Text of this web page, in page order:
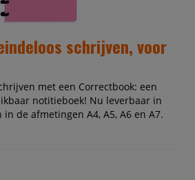
schrijven, voor
met een Correctbook: een
notitieboek! Nu leverbaar in
de afmetingen A4, A5, A6 en A7.